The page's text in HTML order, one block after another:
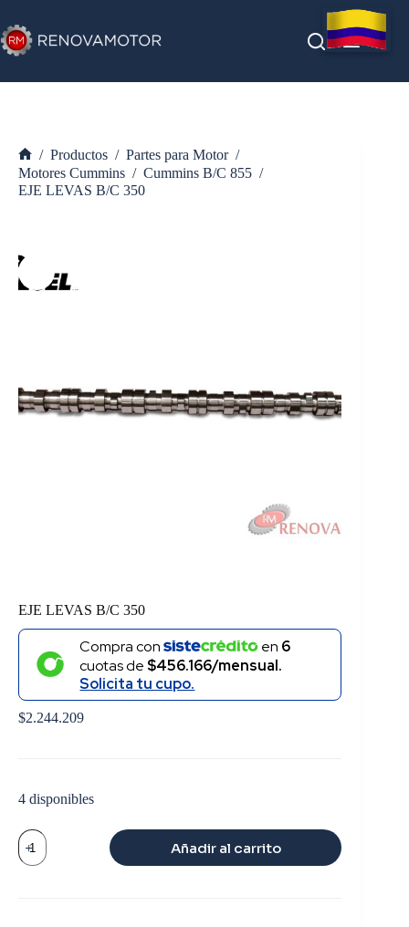
al
contenido
Inicio
/ Productos / Partes para Motor /
Motores Cummins / Cummins B/C 855 /
EJE LEVAS B/C 350
EJE LEVAS B/C 350
Compra con en 6
cuotas de $456.166/mensual.
Solicita tu cupo.
$2.244.209
4 disponibles
EJE
LEVAS
B/C
Añadir al carrito